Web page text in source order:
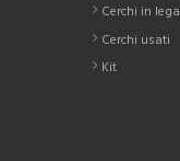
Cerchi in lega
Cerchi usati
Kit